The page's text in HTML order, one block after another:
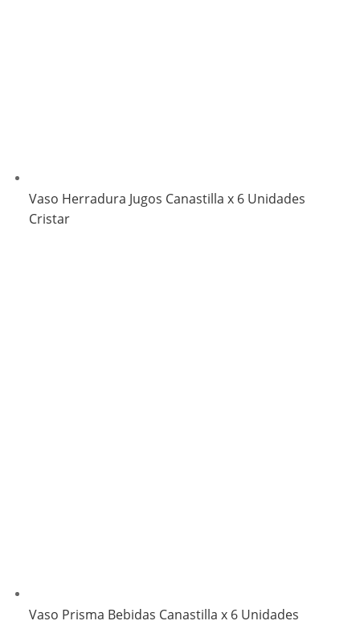
Vaso Herradura Jugos Canastilla x 6 Unidades
Cristar
Vaso Prisma Bebidas Canastilla x 6 Unidades